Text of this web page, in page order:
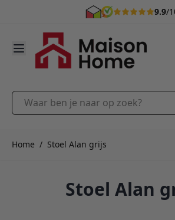
9.9/
Ga naar de inhoud
Waar ben je naar op zoek?
Home / Stoel Alan grijs
Stoel Alan